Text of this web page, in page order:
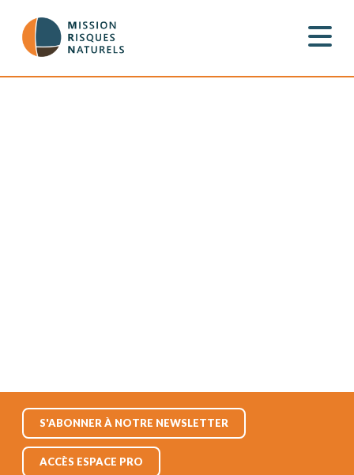
S'ABONNER À NOTRE NEWSLETTER
ACCÈS ESPACE PRO